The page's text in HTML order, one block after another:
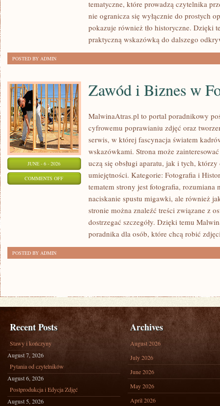
tematyczne, które prowadzą czytelnika
nie ogranicza się wyłącznie do prostych
pokazuje również tło historyczne. Dzięki
praktyczną wskazówką do dalszego
POSTED BY ADMIN
JUNE - 6 - 2026
COMMENTS OFFON
FOTOGRAFII
Zawód i Biznes w
MalwinaAtras.pl to portal poradnikowy
cyfrowemu poprawianiu zdjęć oraz
serwis, w której fascynacja światem
wskazówkami. Strona może
uczą się obsługi aparatu, jak i tych,
umiejętności. Kategorie: Fotografia i
tematem strony jest fotografia,
naciskanie spustu migawki, ale również
stronie można znaleźć treści związane z
dostrzegać szczegóły. Dzięki temu
poradnika dla osób, które chcą robić
POSTED BY ADMIN
Recent Posts
Stawy i kończyny
August 7, 2026
Pytania od czytelników
August 6, 2026
Postprodukcja i Edycja Zdjęć
August 5, 2026
Archives
August 2026
July 2026
June 2026
May 2026
April 2026